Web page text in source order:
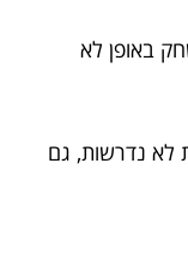
באופן לא
לא נדרשות, גם